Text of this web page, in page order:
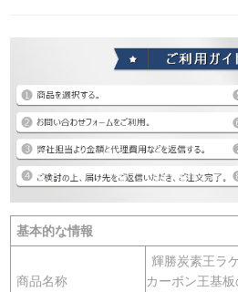
基本的な情報
商品名称
輝勝炭素王ラ
カーボン王基